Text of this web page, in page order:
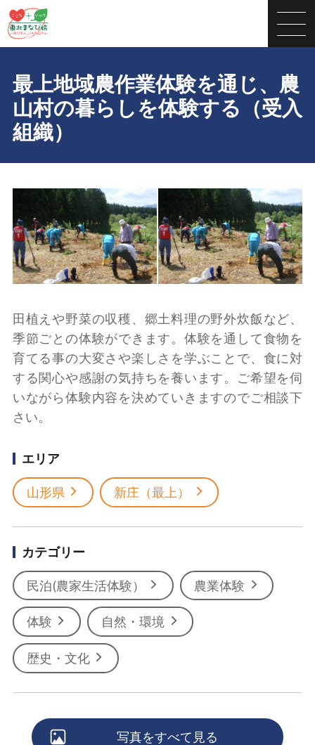
最上地域農作業体験を通じ、農
山村の暮らしを体験する（受入
組織）
田植えや野菜の収穫、郷土料理の野外炊飯など、
季節ごとの体験ができます。体験を通して食物を
育てる事の大変さや楽しさを学ぶことで、食に対
する関心や感謝の気持ちを養います。ご希望を伺
いながら体験内容を決めていきますのでご相談下
さい。
エリア
山形県 新庄（最上）
カテゴリー
民泊(農家生活体験） 農業体験
体験 自然・環境
歴史・文化
写真をすべて見る